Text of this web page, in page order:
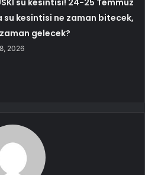
su kesintisi ne zaman bitecek,
gelecek?
2026